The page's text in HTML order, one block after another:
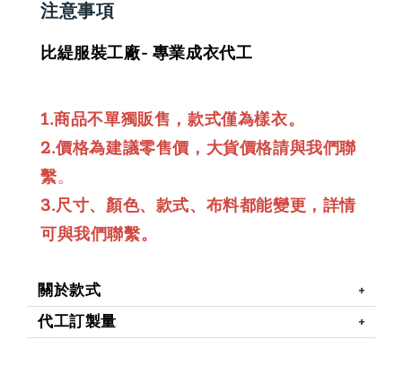
注意事項
比緹服裝工廠- 專業成衣代工
1.商品不單獨販售，款式僅為樣衣。
2.價格為建議零售價，大貨價格請與我們聯
繫。
3.尺寸、顏色、款式、布料都能變更，詳情
可與我們聯繫。
關於款式
代工訂製量